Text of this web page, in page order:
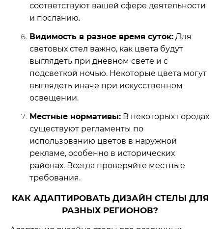
соответствуют вашей сфере деятельности
и посланию.
Видимость в разное время суток: Для
световых стел важно, как цвета будут
выглядеть при дневном свете и с
подсветкой ночью. Некоторые цвета могут
выглядеть иначе при искусственном
освещении.
Местные нормативы: В некоторых городах
существуют регламенты по
использованию цветов в наружной
рекламе, особенно в исторических
районах. Всегда проверяйте местные
требования.
КАК АДАПТИРОВАТЬ ДИЗАЙН СТЕЛЫ ДЛЯ
РАЗНЫХ РЕГИОНОВ?